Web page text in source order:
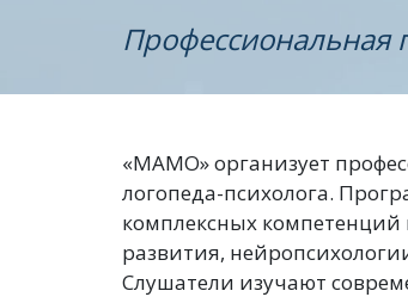
Профессиональная
«МАМО» организует
логопеда-психолога.
комплексных компетенций
развития,
Слушатели изучают